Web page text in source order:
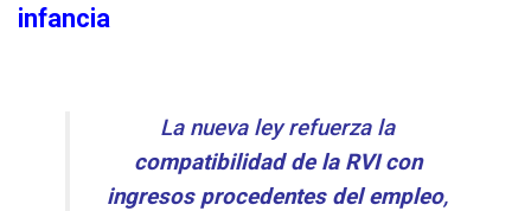
infancia
La nueva ley refuerza la
compatibilidad de la RVI con
ingresos procedentes del empleo,